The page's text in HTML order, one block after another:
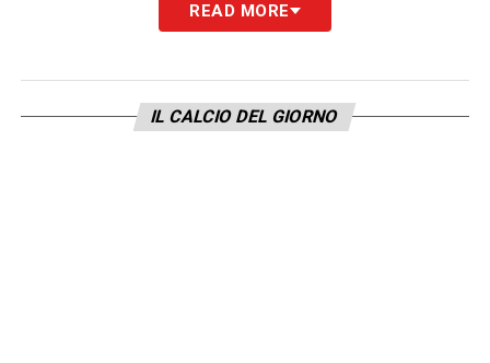
ad oggi il primo sembra nettamente favorito
LA PLAYLIST DELLE NOSTRE TOP NEWS
READ MORE
IL CALCIO DEL GIORNO